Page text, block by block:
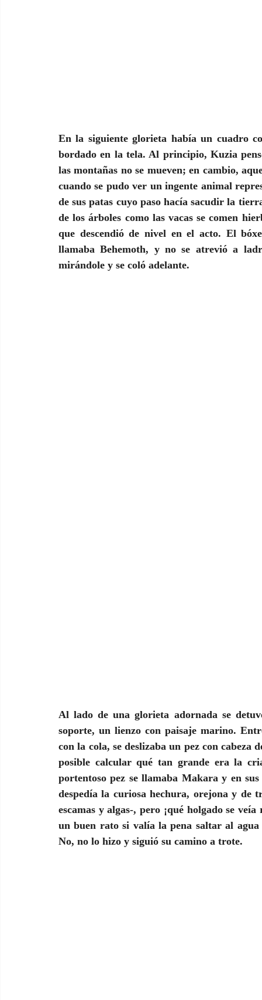
En la siguiente glorieta había un cuadro
bordado en la tela. Al principio, Kuzia
las montañas no se mueven; en cambio,
cuando se pudo ver un ingente animal
de sus patas cuyo paso hacía sacudir la
de los árboles como las vacas se comen
que descendió de nivel en el acto. El
llamaba Behemoth, y no se atrevió a
mirándole y se coló adelante.
Al lado de una glorieta adornada se
soporte, un lienzo con paisaje marino.
con la cola, se deslizaba un pez con cabeza
posible calcular qué tan grande era la
portentoso pez se llamaba Makara y en
despedía la curiosa hechura, orejona y de
escamas y algas-, pero ¡qué holgado se
un buen rato si valía la pena saltar al
No, no lo hizo y siguió su camino a trote.